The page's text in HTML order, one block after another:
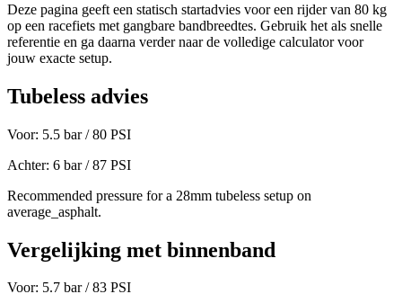
Deze pagina geeft een statisch startadvies voor een rijder van 80 kg
op een racefiets met gangbare bandbreedtes. Gebruik het als snelle
referentie en ga daarna verder naar de volledige calculator voor
jouw exacte setup.
Tubeless advies
Voor: 5.5 bar /80 PSI
Achter: 6 bar /87 PSI
Recommended pressure for a 28mm tubeless setup on
average_asphalt.
Vergelijking met binnenband
Voor: 5.7 bar /83 PSI